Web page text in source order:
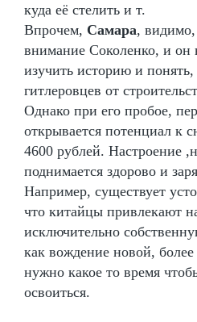
куда её стелить и т.
Впрочем, Самара, видимо,
внимание Соколенко, и он
изучить историю и
гитлеровцев от
Однако при его пробое,
открывается потенциал к
4600 рублей. Настроение
поднимается здорово и
Например, существует
что китайцы привлекают
исключительно
как вождение новой,
нужно какое то время
освоиться.